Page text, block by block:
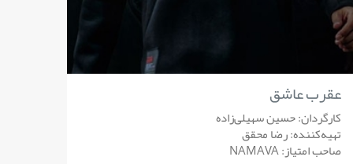
عقرب عاشق
کارگردان: حسین سهیلی‌زاده
تهیه‌کننده: رضا محقق
صاحب امتیاز: NAMAVA